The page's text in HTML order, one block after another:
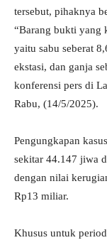
tersebut, pihaknya
“Barang bukti yang
yaitu sabu seberat
ekstasi, dan ganja
konferensi pers di
Rabu, (14/5/2025).
Pengungkapan
sekitar 44.147 jiwa
dengan nilai
Rp13 miliar.
Khusus untuk